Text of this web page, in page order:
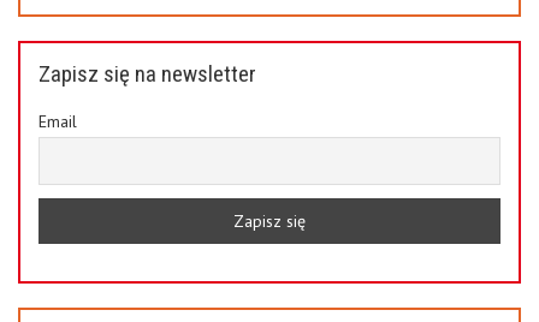
Zapisz się na newsletter
Email